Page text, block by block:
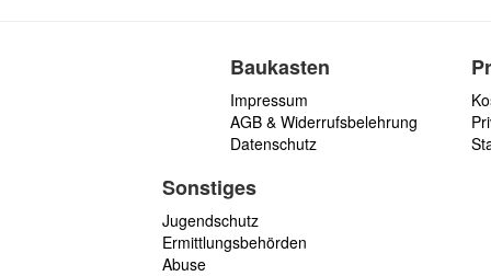
Baukasten
Impressum
AGB & Widerrufsbelehrung
Datenschutz
Sonstiges
Jugendschutz
Ermittlungsbehörden
Abuse